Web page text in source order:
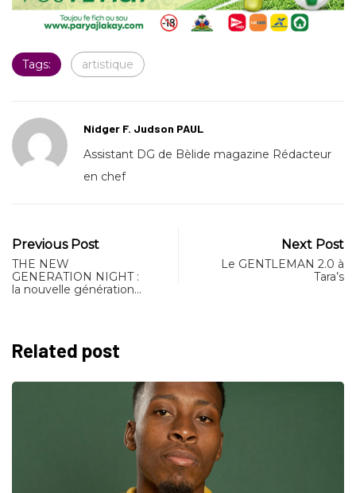
Tags: artistique
Nidger F. Judson PAUL
Assistant DG de Bèlide magazine Rédacteur
en chef
Previous Post
THE NEW
GENERATION NIGHT :
la nouvelle génération…
Next Post
Le GENTLEMAN 2.0 à
Tara’s
Related post